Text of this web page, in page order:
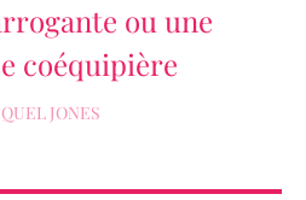
ou une
coéquipière
JONES